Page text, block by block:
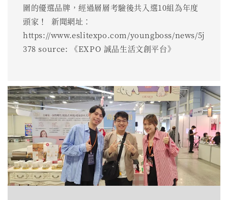
圍的優選品牌，經過層層考驗後共入選10組為年度
頭家！ ​ 新聞網址：
https://www.eslitexpo.com/youngboss/news/5j
378 source: 《EXPO 誠品生活文創平台》